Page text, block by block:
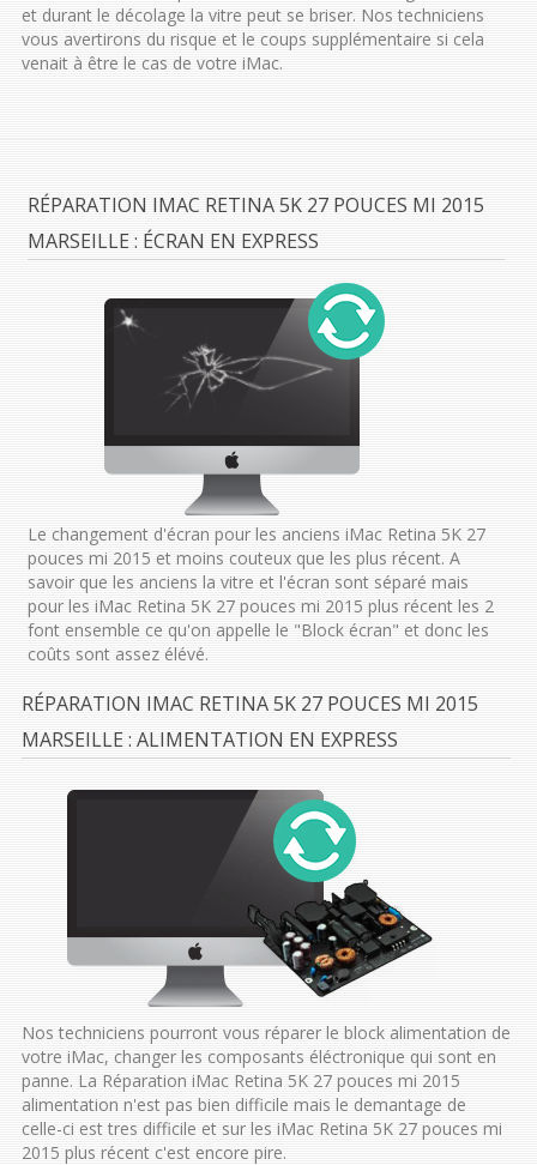
et durant le décolage la vitre peut se briser. Nos techniciens
vous avertirons du risque et le coups supplémentaire si cela
venait à être le cas de votre iMac.
RÉPARATION IMAC RETINA 5K 27 POUCES MI 2015
MARSEILLE : ÉCRAN EN EXPRESS
Le changement d'écran pour les anciens iMac Retina 5K 27
pouces mi 2015 et moins couteux que les plus récent. A
savoir que les anciens la vitre et l'écran sont séparé mais
pour les iMac Retina 5K 27 pouces mi 2015 plus récent les 2
font ensemble ce qu'on appelle le "Block écran" et donc les
coûts sont assez élévé.
RÉPARATION IMAC RETINA 5K 27 POUCES MI 2015
MARSEILLE : ALIMENTATION EN EXPRESS
Nos techniciens pourront vous réparer le block alimentation de
votre iMac, changer les composants éléctronique qui sont en
panne. La Réparation iMac Retina 5K 27 pouces mi 2015
alimentation n'est pas bien difficile mais le demantage de
celle-ci est tres difficile et sur les iMac Retina 5K 27 pouces mi
2015 plus récent c'est encore pire.